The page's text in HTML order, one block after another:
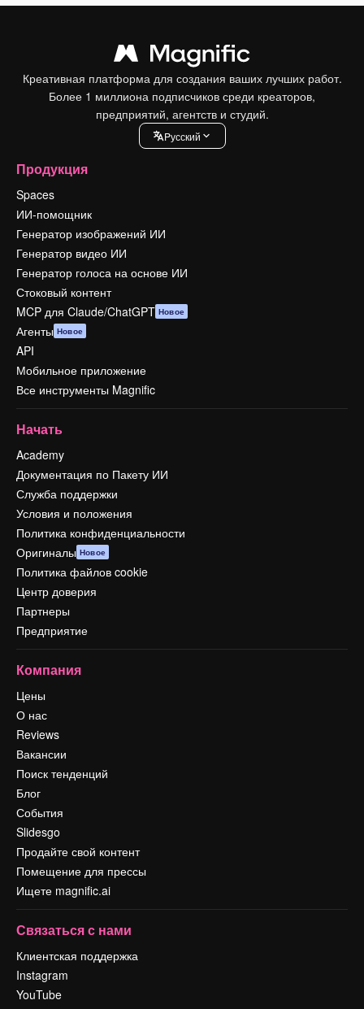
Креативная платформа для создания ваших лучших работ.
Более 1 миллиона подписчиков среди креаторов,
предприятий, агентств и студий.
Pусский
Продукция
Spaces
ИИ-помощник
Генератор изображений ИИ
Генератор видео ИИ
Генератор голоса на основе ИИ
Стоковый контент
MCP для Claude/ChatGPT Новое
Агенты Новое
API
Мобильное приложение
Все инструменты Magnific
Начать
Academy
Документация по Пакету ИИ
Служба поддержки
Условия и положения
Политика конфиденциальности
Оригиналы Новое
Политика файлов cookie
Центр доверия
Партнеры
Предприятие
Компания
Цены
О нас
Reviews
Вакансии
Поиск тенденций
Блог
События
Slidesgo
Продайте свой контент
Помещение для прессы
Ищете magnific.ai
Связаться с нами
Клиентская поддержка
Instagram
YouTube